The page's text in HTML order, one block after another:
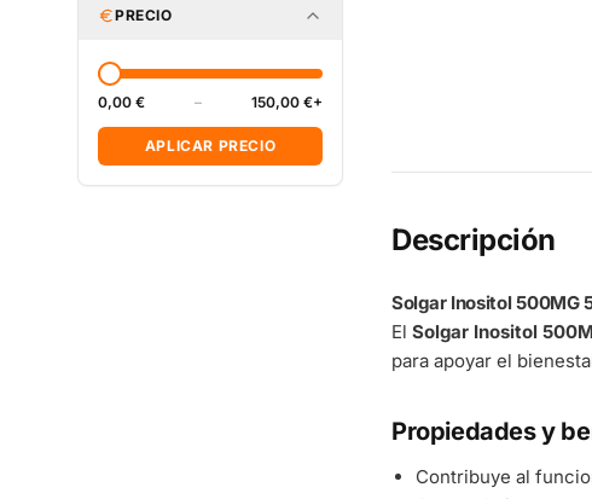
PRECIO
0,00 € – 150,00 €+
APLICAR PRECIO
Descripción
Solgar Inositol 500MG
El Solgar Inositol
para apoyar el
Propiedades y
Contribuye al